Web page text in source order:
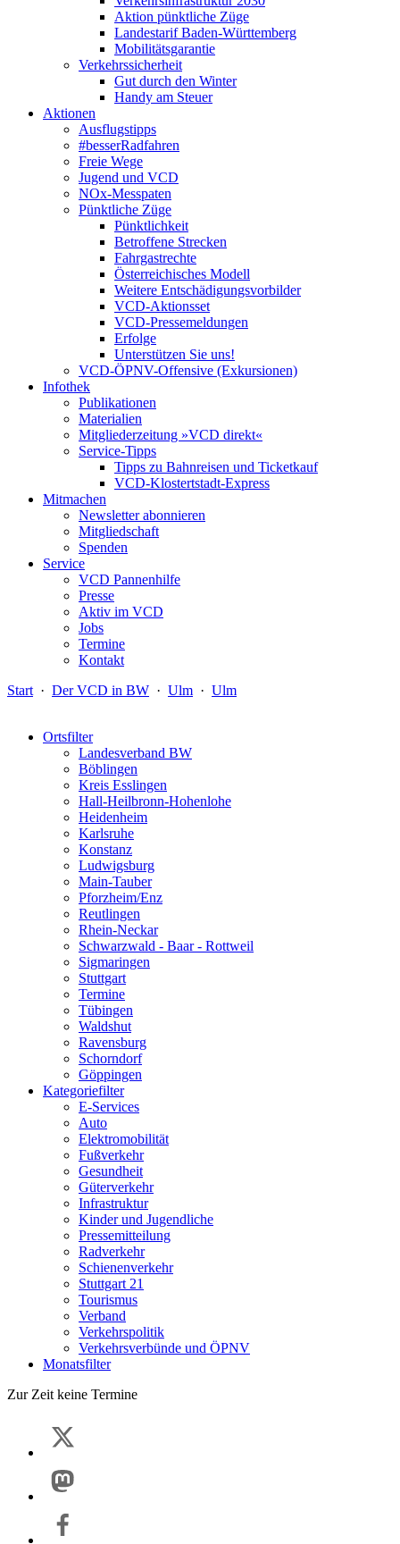
Aktion pünktliche Züge
Landestarif Baden-Württemberg
Mobilitätsgarantie
Verkehrssicherheit
Gut durch den Winter
Handy am Steuer
Aktionen
Ausflugstipps
#besserRadfahren
Freie Wege
Jugend und VCD
NOx-Messpaten
Pünktliche Züge
Pünktlichkeit
Betroffene Strecken
Fahrgastrechte
Österreichisches Modell
Weitere Entschädigungsvorbilder
VCD-Aktionsset
VCD-Pressemeldungen
Erfolge
Unterstützen Sie uns!
VCD-ÖPNV-Offensive (Exkursionen)
Infothek
Publikationen
Materialien
Mitgliederzeitung »VCD direkt«
Service-Tipps
Tipps zu Bahnreisen und Ticketkauf
VCD-Klostertstadt-Express
Mitmachen
Newsletter abonnieren
Mitgliedschaft
Spenden
Service
VCD Pannenhilfe
Presse
Aktiv im VCD
Jobs
Termine
Kontakt
Start · Der VCD in BW · Ulm · Ulm
Ortsfilter
Landesverband BW
Böblingen
Kreis Esslingen
Hall-Heilbronn-Hohenlohe
Heidenheim
Karlsruhe
Konstanz
Ludwigsburg
Main-Tauber
Pforzheim/Enz
Reutlingen
Rhein-Neckar
Schwarzwald - Baar - Rottweil
Sigmaringen
Stuttgart
Termine
Tübingen
Waldshut
Ravensburg
Schorndorf
Göppingen
Kategoriefilter
E-Services
Auto
Elektromobilität
Fußverkehr
Gesundheit
Güterverkehr
Infrastruktur
Kinder und Jugendliche
Pressemitteilung
Radverkehr
Schienenverkehr
Stuttgart 21
Tourismus
Verband
Verkehrspolitik
Verkehrsverbünde und ÖPNV
Monatsfilter
Zur Zeit keine Termine